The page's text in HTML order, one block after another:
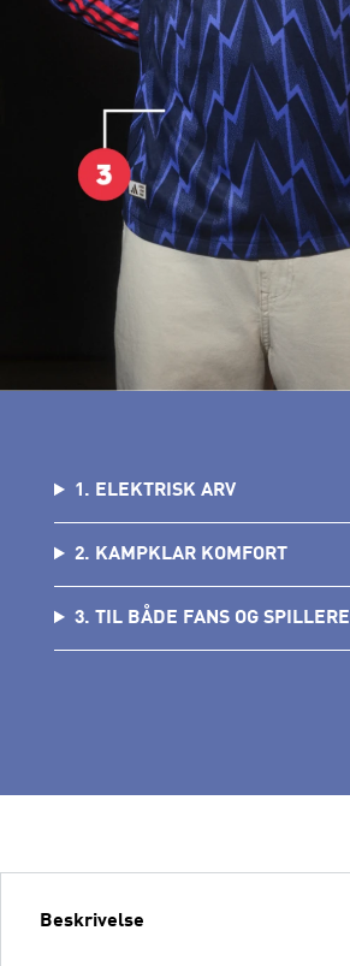
1. ELEKTRISK ARV
2. KAMPKLAR KOMFORT
3. TIL BÅDE FANS OG SPILLERE
Beskrivelse